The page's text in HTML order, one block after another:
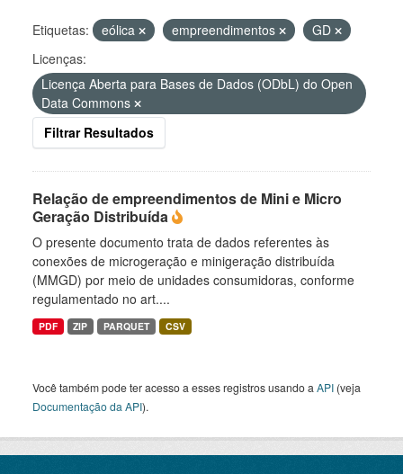
Etiquetas: eólica empreendimentos
GD
Licenças:
Licença Aberta para Bases de Dados (ODbL) do Open
Data Commons
Filtrar Resultados
Relação de empreendimentos de Mini e Micro
Geração Distribuída
O presente documento trata de dados referentes às
conexões de microgeração e minigeração distribuída
(MMGD) por meio de unidades consumidoras, conforme
regulamentado no art....
PDF ZIP PARQUET CSV
Você também pode ter acesso a esses registros usando a API (veja
Documentação da API).